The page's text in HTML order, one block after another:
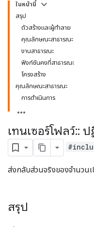
ในหน้านี้
สรุป
ตัวสร้างและผู้ทำลาย
คุณลักษณะสาธารณะ
งานสาธารณะ
ฟังก์ชันคงที่สาธารณะ
โครงสร้าง
คุณลักษณะสาธารณะ
การดำเนินการ
เทนเซอร์โฟลว์:: ป
ส่งกลับส่วนจริงของจำนวน
สรุป